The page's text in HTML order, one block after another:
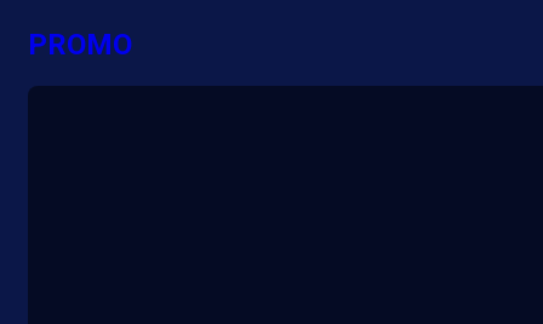
PROMO